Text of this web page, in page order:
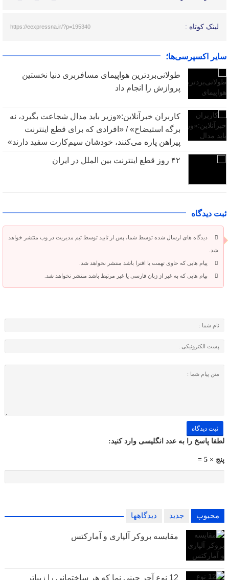
لینک کوتاه : https://eexpressna.ir/?p=195340
سایر اکسپرسی‌ها؛
طولانی‌بردترین هواپیمای مسافربری دنیا نخستین
پروازش را انجام داد
کاربران خبرآنلاین:«وزیر باید مدال شجاعت بگیرد، نه
برگه استیضاح» / «افرادی که برای قطع اینترنت
پیراهن پاره می‌کنند، خودشان سیم‌کارت سفید دارند»
۴۲ روز قطع اینترنت بین الملل در ایران
ثبت دیدگاه
دیدگاه های ارسال شده توسط شما، پس از تایید توسط تیم مدیریت در وب منتشر خواهد
شد.
پیام هایی که حاوی تهمت یا افترا باشد منتشر نخواهد شد.
پیام هایی که به غیر از زبان فارسی یا غیر مرتبط باشد منتشر نخواهد شد.
لطفا پاسخ را به عدد انگلیسی وارد کنید:
پنج × 5 =
محبوب جدید دیدگاهها
مقایسه بروکر آلپاری و آمارکتس
12 نوع آجر چینی نما که هر ساختمانی را زیباتر